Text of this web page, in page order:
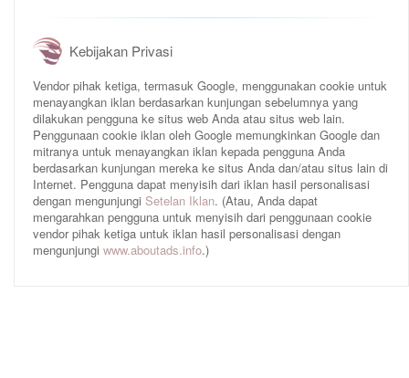
Kebijakan Privasi
Vendor pihak ketiga, termasuk Google, menggunakan cookie untuk
menayangkan iklan berdasarkan kunjungan sebelumnya yang
dilakukan pengguna ke situs web Anda atau situs web lain.
Penggunaan cookie iklan oleh Google memungkinkan Google dan
mitranya untuk menayangkan iklan kepada pengguna Anda
berdasarkan kunjungan mereka ke situs Anda dan/atau situs lain di
Internet. Pengguna dapat menyisih dari iklan hasil personalisasi
dengan mengunjungi Setelan Iklan. (Atau, Anda dapat
mengarahkan pengguna untuk menyisih dari penggunaan cookie
vendor pihak ketiga untuk iklan hasil personalisasi dengan
mengunjungi www.aboutads.info.)